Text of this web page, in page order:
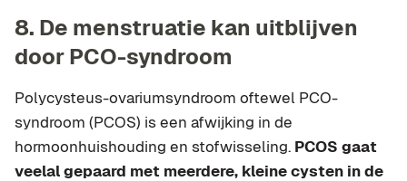
8. De menstruatie kan uitblijven
door PCO-syndroom
Polycysteus-ovariumsyndroom oftewel PCO-
syndroom (PCOS) is een afwijking in de
hormoonhuishouding en stofwisseling. PCOS gaat
veelal gepaard met meerdere, kleine cysten in de